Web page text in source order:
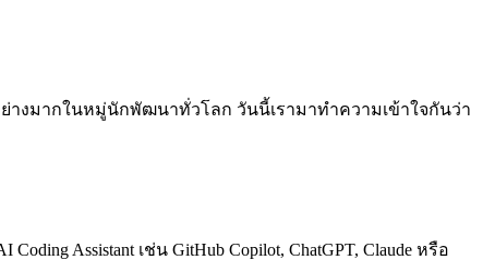
งมากในหมู่นักพัฒนาทั่วโลก วันนี้เรามาทำความเข้าใจกันว่า
Assistant เช่น GitHub Copilot, ChatGPT, Claude หรือ